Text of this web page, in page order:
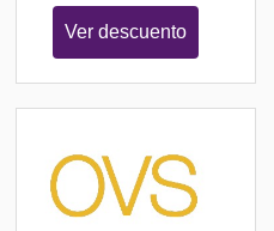
Ver descuento